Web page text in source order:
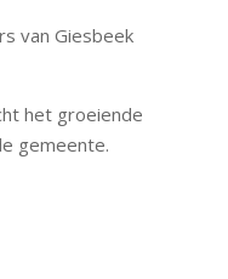
van Giesbeek
het groeiende
gemeente.